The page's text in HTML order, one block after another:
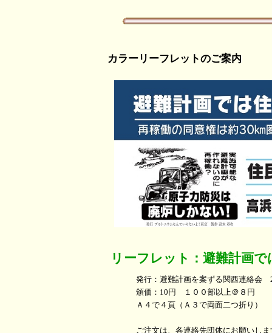
カラーリーフレットのご案内
リーフレット：避難計画
発行：避難計画を案ずる関西連絡会
頒価：10円 １００部以上＠８円
Ａ４で４頁（Ａ３で両面二つ折り）
ご注文は、各連絡先団体にお願いしま